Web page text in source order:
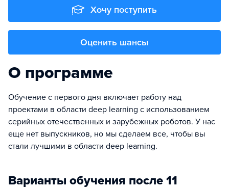
Хочу поступить
Оценить шансы
О программе
Обучение с первого дня включает работу над
проектами в области deep learning с использованием
серийных отечественных и зарубежных роботов. У нас
еще нет выпускников, но мы сделаем все, чтобы вы
стали лучшими в области deep learning.
Варианты обучения после 11